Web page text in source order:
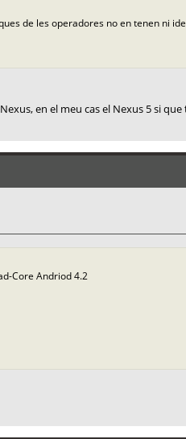
de les operadores no en tenen ni
en el meu cas el Nexus 5 si
Core Andriod 4.2